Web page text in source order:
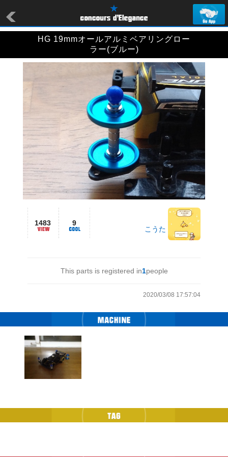
HG 19mmオールアルミベアリングロー
ラー(ブルー)
1483 9
こうた
This parts is registered in1people
2020/03/08 17:57:04